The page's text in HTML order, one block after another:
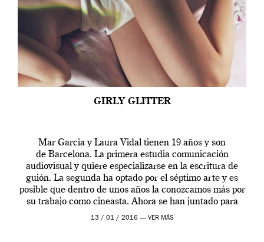
GIRLY GLITTER
Mar Garcia y Laura Vidal tienen 19 años y son
de Barcelona. La primera estudia comunicación
audiovisual y quiere especializarse en la escritura de
guión. La segunda ha optado por el séptimo arte y es
posible que dentro de unos años la conozcamos más por
su trabajo como cineasta. Ahora se han juntado para
contarnos una […]
13 / 01 / 2016 — VER MÁS